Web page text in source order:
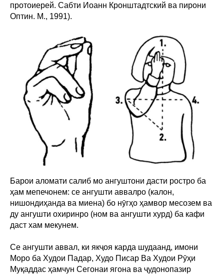
протоиерей. Сабти Иоанн Кронштадтский ва пирони
Оптин. М., 1991).
Барои аломати салиб мо ангуштони дасти ростро ба
ҳам мепечонем: се ангушти аввалро (калон,
нишондиҳанда ва миена) бо нӯгҳо ҳамвор месозем ва
ду ангушти охиринро (ном ва ангушти хурд) ба кафи
даст хам мекунем.
Се ангушти аввал, ки якҷоя карда шудаанд, имони
Моро ба Худои Падар, Худо Писар Ва Худои Рӯҳи
Муқаддас ҳамчун Сегонаи ягона ва ҷудонопазир